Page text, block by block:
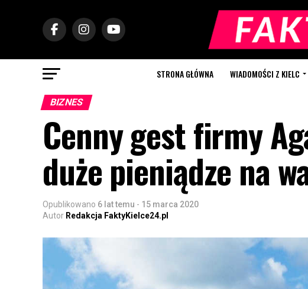
STRONA GŁÓWNA WIADOMOŚCI Z KIELC
BIZNES
Cenny gest firmy
duże pieniądze na
Opublikowano 6 lat temu - 15 marca 2020
Autor Redakcja FaktyKielce24.pl